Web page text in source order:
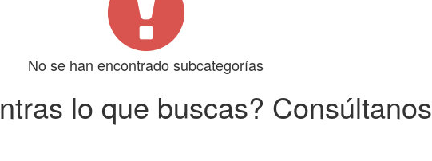
No se han encontrado subcategorías
lo que buscas? Consúltanos